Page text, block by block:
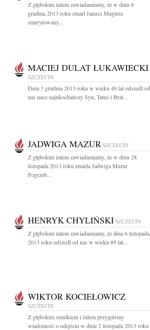
Z głębokim żalem zawiadamiamy, że w dniu 6
grudnia 2013 roku zmarł Janusz Magiera
emerytowany...
MACIEJ DULAT ŁUKAWIECKI
SZCZECIN
Dnia 3 grudnia 2013 roku w wieku 46 lat odszedł od
nas nasz najukochańszy Syn, Tatuś i Brat...
JADWIGA MAZUR SZCZECIN
Z głębokim żalem zawiadamiamy, że w dniu 28
listopada 2013 roku zmarła Jadwiga Mazur
Pogrzeb...
HENRYK CHYLIŃSKI SZCZECIN
Z głębokim żalem zawiadamiamy, że dnia 6 listopada
2013 roku odszedł od nas w wieku 89 lat...
WIKTOR KOCIEŁOWICZ
SZCZECIN
Z głębokim smutkiem i żalem przyjęliśmy
wiadomość o odejściu w dniu 2 listopada 2013 roku